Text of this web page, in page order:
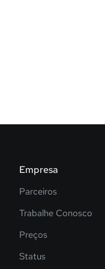
Empresa
Parceiros
Trabalhe Conosco
Preços
Status